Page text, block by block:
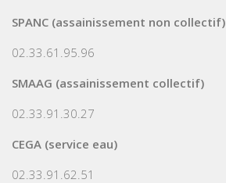
SPANC (assainissement non collectif)
02.33.61.95.96
SMAAG (assainissement collectif)
02.33.91.30.27
CEGA (service eau)
02.33.91.62.51